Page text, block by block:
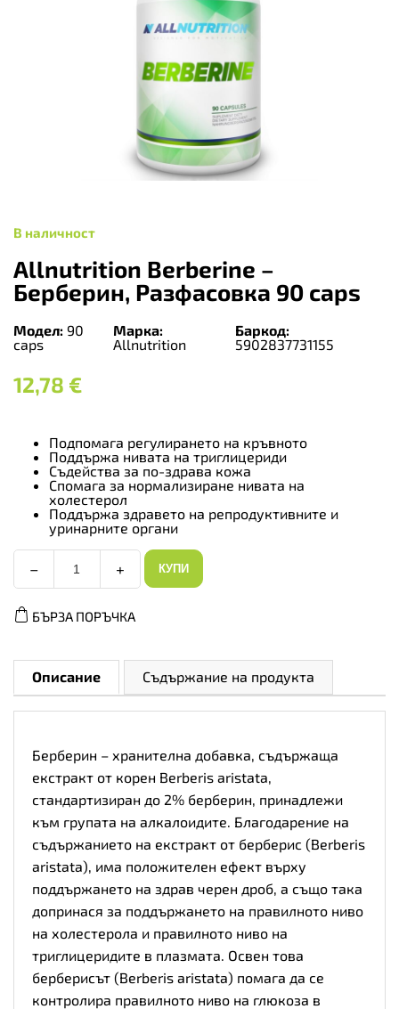
В наличност
Allnutrition Berberine –
Берберин, Разфасовка 90 caps
Модел: 90
caps
Марка:
Allnutrition
Баркод:
5902837731155
12,78 €
Подпомага регулирането на кръвното
Поддържа нивата на триглицериди
Съдейства за по-здрава кожа
Спомага за нормализиране нивата на
холестерол
Поддържа здравето на репродуктивните и
уринарните органи
−
Allnutrition
Berberine
Берберин,
caps
количество
+ КУПИ
БЪРЗА ПОРЪЧКА
Описание Съдържание на продукта
Берберин – хранителна добавка, съдържаща
екстракт от корен Berberis aristata,
стандартизиран до 2% берберин, принадлежи
към групата на алкалоидите. Благодарение на
съдържанието на екстракт от берберис (Berberis
aristata), има положителен ефект върху
поддържането на здрав черен дроб, а също така
допринася за поддържането на правилното ниво
на холестерола и правилното ниво на
триглицеридите в плазмата. Освен това
берберисът (Berberis aristata) помага да се
контролира правилното ниво на глюкоза в